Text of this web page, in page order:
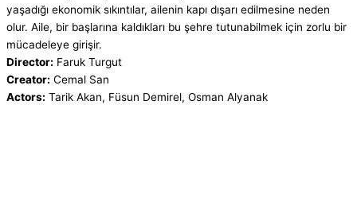
yaşadığı ekonomik sıkıntılar, ailenin kapı dışarı edilmesine neden
olur. Aile, bir başlarına kaldıkları bu şehre tutunabilmek için zorlu bir
mücadeleye girişir.
Director: Faruk Turgut
Creator: Cemal San
Actors: Tarik Akan, Füsun Demirel, Osman Alyanak